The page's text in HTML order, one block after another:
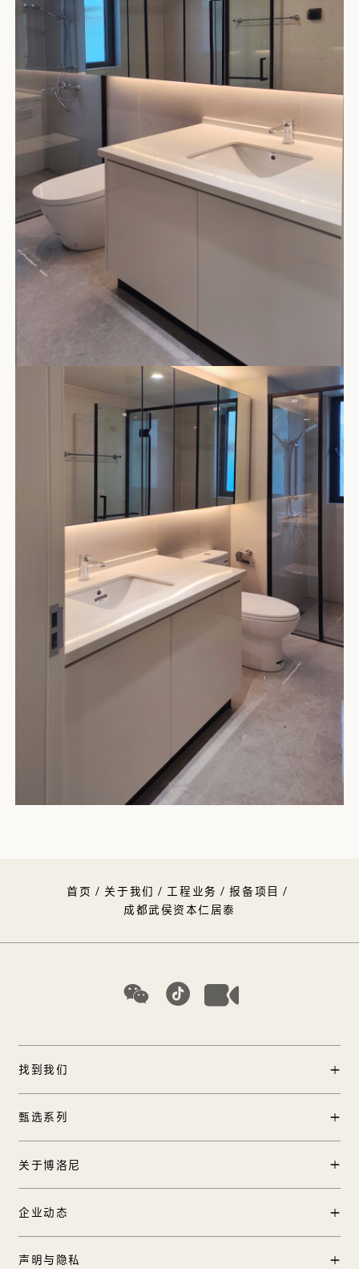
首页 / 关于我们 / 工程业务 / 报备项目
/
成都武侯资本仁居泰
找到我们
门店查询
中国区加盟
工程合作
在线客服
甄选系列
实景案例
TOP 12方案
关于博洛尼
品牌历程
企业动态
新闻中心
声明与隐私